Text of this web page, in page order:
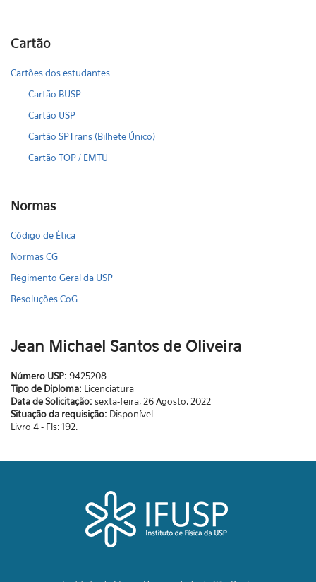
Cartão
Cartões dos estudantes
Cartão BUSP
Cartão USP
Cartão SPTrans (Bilhete Único)
Cartão TOP / EMTU
Normas
Código de Ética
Normas CG
Regimento Geral da USP
Resoluções CoG
Jean Michael Santos de Oliveira
Número USP: 9425208
Tipo de Diploma: Licenciatura
Data de Solicitação: sexta-feira, 26 Agosto, 2022
Situação da requisição: Disponível
Livro 4 - Fls: 192.